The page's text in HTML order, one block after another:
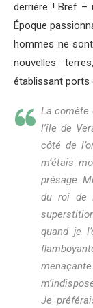
derrière ! Bref –
Époque
hommes ne
nouvelles
établissant ports
La comète
l’île de
côté de
m’étais
présage.
du roi de
quand je
Je